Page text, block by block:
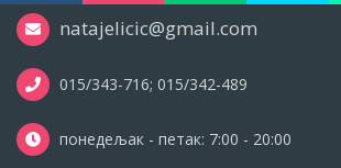
natajelicic@gmail.com
015/343-716; 015/342-489
понедељак - петак: 7:00 - 20:00